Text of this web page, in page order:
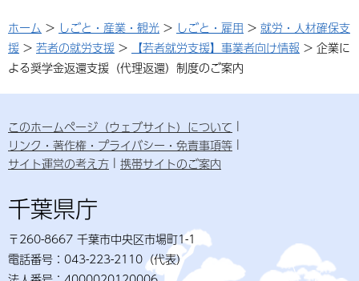
ホーム > しごと・産業・観光 > しごと・雇用 > 就労・人材確保支
援 > 若者の就労支援 > 【若者就労支援】事業者向け情報 > 企業に
よる奨学金返還支援（代理返還）制度のご案内
このホームページ（ウェブサイト）について
リンク・著作権・プライバシー・免責事項等
サイト運営の考え方
携帯サイトのご案内
千葉県庁
〒260-8667 千葉市中央区市場町1-1
電話番号：043-223-2110（代表）